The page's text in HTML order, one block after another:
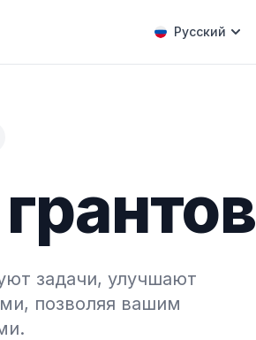
Русский
задачи, улучшают
позволяя вашим